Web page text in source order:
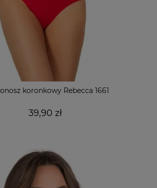
koronkowy Rebecca 1661
39,90 zł